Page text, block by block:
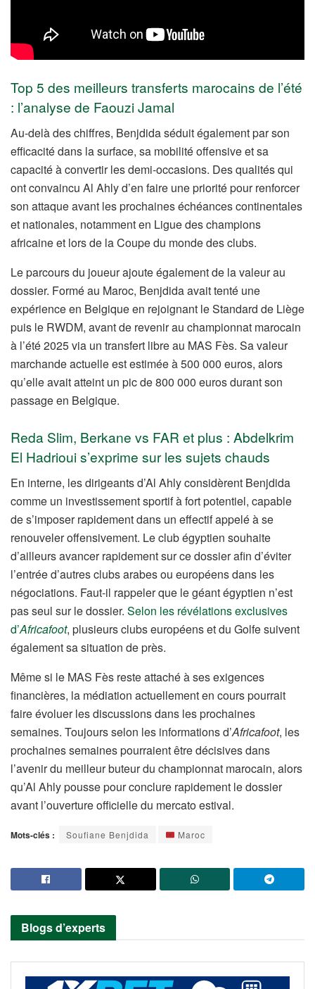
Top 5 des meilleurs transferts marocains de l’été
: l’analyse de Faouzi Jamal
Au-delà des chiffres, Benjdida séduit également par son
efficacité dans la surface, sa mobilité offensive et sa
capacité à convertir les demi-occasions. Des qualités qui
ont convaincu Al Ahly d’en faire une priorité pour renforcer
son attaque avant les prochaines échéances continentales
et nationales, notamment en Ligue des champions
africaine et lors de la Coupe du monde des clubs.
Le parcours du joueur ajoute également de la valeur au
dossier. Formé au Maroc, Benjdida avait tenté une
expérience en Belgique en rejoignant le Standard de Liège
puis le RWDM, avant de revenir au championnat marocain
à l’été 2025 via un transfert libre au MAS Fès. Sa valeur
marchande actuelle est estimée à 500 000 euros, alors
qu’elle avait atteint un pic de 800 000 euros durant son
passage en Belgique.
Reda Slim, Berkane vs FAR et plus : Abdelkrim
El Hadrioui s’exprime sur les sujets chauds
En interne, les dirigeants d’Al Ahly considèrent Benjdida
comme un investissement sportif à fort potentiel, capable
de s’imposer rapidement dans un effectif appelé à se
renouveler offensivement. Le club égyptien souhaite
d’ailleurs avancer rapidement sur ce dossier afin d’éviter
l’entrée d’autres clubs arabes ou européens dans les
négociations. Faut-il rappeler que le géant égyptien n’est
pas seul sur le dossier. Selon les révélations exclusives
d’Africafoot, plusieurs clubs européens et du Golfe suivent
également sa situation de près.
Même si le MAS Fès reste attaché à ses exigences
financières, la médiation actuellement en cours pourrait
faire évoluer les discussions dans les prochaines
semaines. Toujours selon les informations d’Africafoot, les
prochaines semaines pourraient être décisives dans
l’avenir du meilleur buteur du championnat marocain, alors
qu’Al Ahly pousse pour conclure rapidement le dossier
avant l’ouverture officielle du mercato estival.
Mots-clés : Soufiane Benjdida Maroc
Blogs d’experts